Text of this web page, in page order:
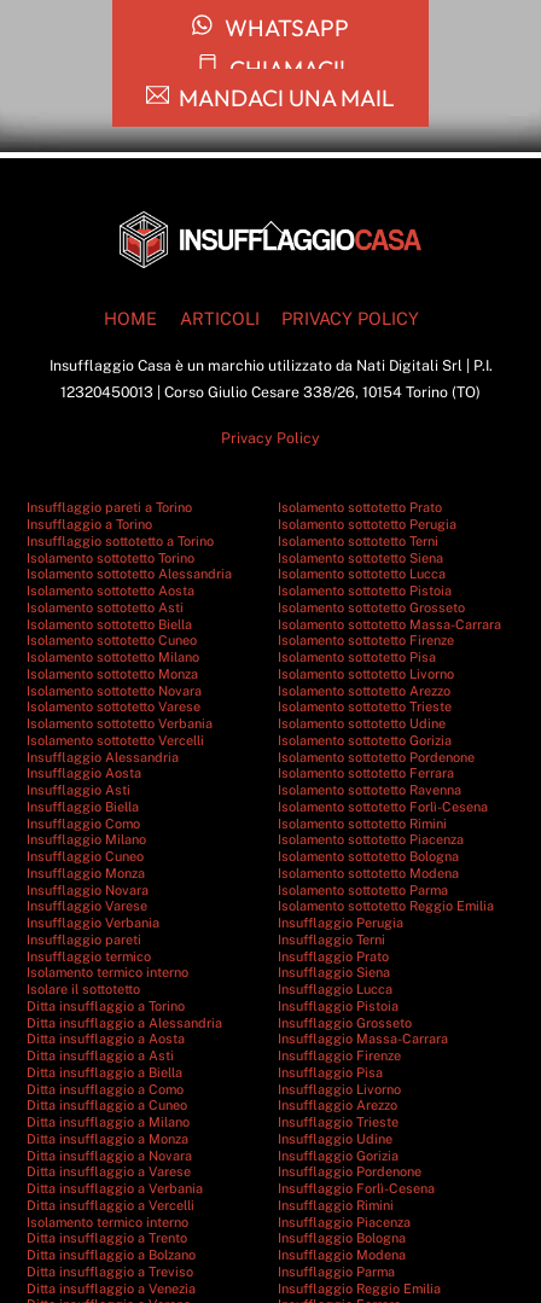
WHATSAPP
CHIAMACI!
MANDACI UNA MAIL
Back
To
HOME
ARTICOLI PRIVACY POLICY
Insufflaggio Casa è un marchio utilizzato da Nati Digitali Srl | P.I.
12320450013 | Corso Giulio Cesare 338/26, 10154 Torino (TO)
Privacy Policy
Insufflaggio pareti a Torino
Insufflaggio a Torino
Insufflaggio sottotetto a Torino
Isolamento sottotetto Torino
Isolamento sottotetto Alessandria
Isolamento sottotetto Aosta
Isolamento sottotetto Asti
Isolamento sottotetto Biella
Isolamento sottotetto Cuneo
Isolamento sottotetto Milano
Isolamento sottotetto Monza
Isolamento sottotetto Novara
Isolamento sottotetto Varese
Isolamento sottotetto Verbania
Isolamento sottotetto Vercelli
Insufflaggio Alessandria
Insufflaggio Aosta
Insufflaggio Asti
Insufflaggio Biella
Insufflaggio Como
Insufflaggio Milano
Insufflaggio Cuneo
Insufflaggio Monza
Insufflaggio Novara
Insufflaggio Varese
Insufflaggio Verbania
Insufflaggio pareti
Insufflaggio termico
Isolamento termico interno
Isolare il sottotetto
Ditta insufflaggio a Torino
Ditta insufflaggio a Alessandria
Ditta insufflaggio a Aosta
Ditta insufflaggio a Asti
Ditta insufflaggio a Biella
Ditta insufflaggio a Como
Ditta insufflaggio a Cuneo
Ditta insufflaggio a Milano
Ditta insufflaggio a Monza
Ditta insufflaggio a Novara
Ditta insufflaggio a Varese
Ditta insufflaggio a Verbania
Ditta insufflaggio a Vercelli
Isolamento termico interno
Ditta insufflaggio a Trento
Ditta insufflaggio a Bolzano
Ditta insufflaggio a Treviso
Ditta insufflaggio a Venezia
Isolamento sottotetto Prato
Isolamento sottotetto Perugia
Isolamento sottotetto Terni
Isolamento sottotetto Siena
Isolamento sottotetto Lucca
Isolamento sottotetto Pistoia
Isolamento sottotetto Grosseto
Isolamento sottotetto Massa-Carrara
Isolamento sottotetto Firenze
Isolamento sottotetto Pisa
Isolamento sottotetto Livorno
Isolamento sottotetto Arezzo
Isolamento sottotetto Trieste
Isolamento sottotetto Udine
Isolamento sottotetto Gorizia
Isolamento sottotetto Pordenone
Isolamento sottotetto Ferrara
Isolamento sottotetto Ravenna
Isolamento sottotetto Forlì-Cesena
Isolamento sottotetto Rimini
Isolamento sottotetto Piacenza
Isolamento sottotetto Bologna
Isolamento sottotetto Modena
Isolamento sottotetto Parma
Isolamento sottotetto Reggio Emilia
Insufflaggio Perugia
Insufflaggio Terni
Insufflaggio Prato
Insufflaggio Siena
Insufflaggio Lucca
Insufflaggio Pistoia
Insufflaggio Grosseto
Insufflaggio Massa-Carrara
Insufflaggio Firenze
Insufflaggio Pisa
Insufflaggio Livorno
Insufflaggio Arezzo
Insufflaggio Trieste
Insufflaggio Udine
Insufflaggio Gorizia
Insufflaggio Pordenone
Insufflaggio Forlì-Cesena
Insufflaggio Rimini
Insufflaggio Piacenza
Insufflaggio Bologna
Insufflaggio Modena
Insufflaggio Parma
Insufflaggio Reggio Emilia